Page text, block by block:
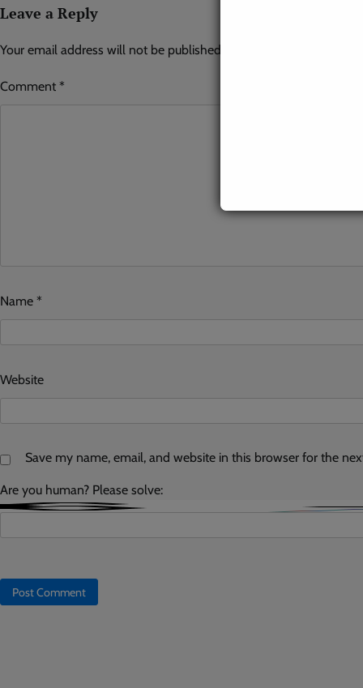
Leave a Reply
Your email address will not be published.
Comment *
Name *
Website
Save my name, email, and website in this browser for the
Are you human? Please solve: